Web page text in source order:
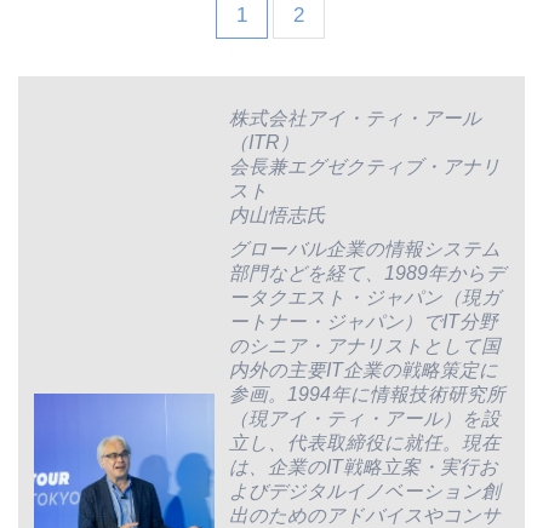
1 2
株式会社アイ・ティ・アール
（ITR）
会長兼エグゼクティブ・アナリ
スト
内山悟志氏
グローバル企業の情報システム
部門などを経て、1989年からデ
ータクエスト・ジャパン（現ガ
ートナー・ジャパン）でIT分野
のシニア・アナリストとして国
内外の主要IT企業の戦略策定に
参画。1994年に情報技術研究所
（現アイ・ティ・アール）を設
立し、代表取締役に就任。現在
は、企業のIT戦略立案・実行お
よびデジタルイノベーション創
出のためのアドバイスやコンサ